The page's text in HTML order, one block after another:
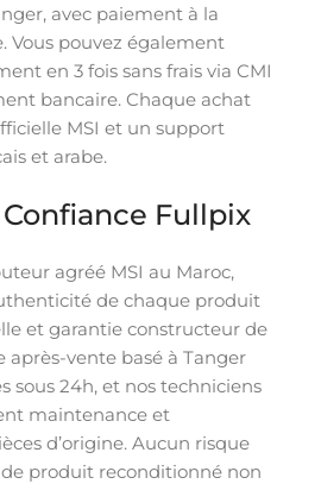
avec paiement à la
Vous pouvez également
en 3 fois sans frais via CMI
bancaire. Chaque achat
MSI et un support
et arabe.
Fullpix
agréé MSI au Maroc,
de chaque produit
et garantie constructeur de
après-vente basé à Tanger
sous 24h, et nos techniciens
maintenance et
d’origine. Aucun risque
produit reconditionné non